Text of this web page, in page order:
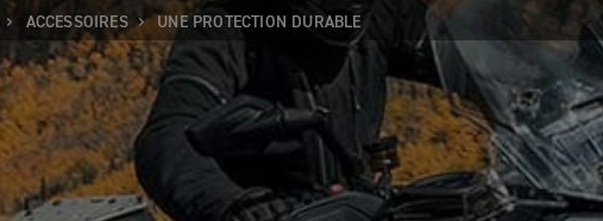
ACCESSOIRES UNE PROTECTION DURABLE